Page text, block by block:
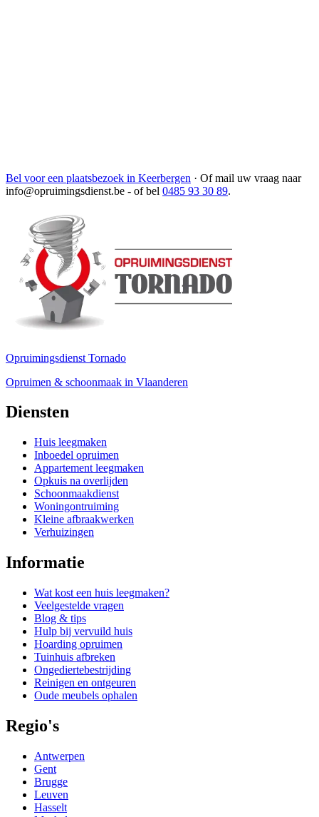
Bel voor een plaatsbezoek in Keerbergen · Of mail uw vraag naar
info@opruimingsdienst.be - of bel 0485 93 30 89.
Opruimingsdienst Tornado
Opruimen & schoonmaak in Vlaanderen
Diensten
Huis leegmaken
Inboedel opruimen
Appartement leegmaken
Opkuis na overlijden
Schoonmaakdienst
Woningontruiming
Kleine afbraakwerken
Verhuizingen
Informatie
Wat kost een huis leegmaken?
Veelgestelde vragen
Blog & tips
Hulp bij vervuild huis
Hoarding opruimen
Tuinhuis afbreken
Ongediertebestrijding
Reinigen en ontgeuren
Oude meubels ophalen
Regio's
Antwerpen
Gent
Brugge
Leuven
Hasselt